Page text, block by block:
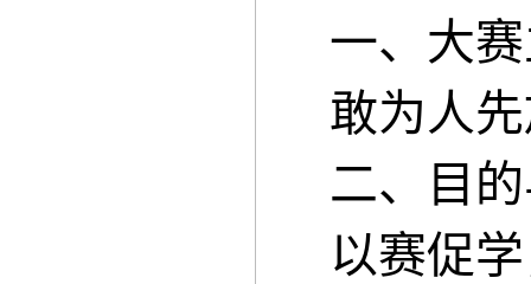
一、大
敢为人
二、目
以赛促